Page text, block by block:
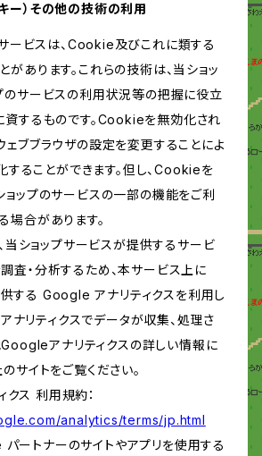
ー）その他の技術の利用
サービスは、Cookie及びこれに類する
があります。これらの技術は、当ショッ
のサービスの利用状況等の把握に役立
資するものです。Cookieを無効化され
ェブブラウザの設定を変更することによ
ることができます。但し、Cookieを
ョップのサービスの一部の機能をご利
場合があります。
、当ショップサービスが提供するサービ
査・分析するため、本サービス上に
する Google アナリティクスを利用し
ナリティクスでデータが収集、処理さ
アナリティクスの詳しい情報に
サイトをご覧ください。
ス 利用規約：
analytics/terms/jp.html
ートナーのサイトやアプリを使用する